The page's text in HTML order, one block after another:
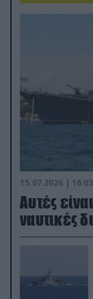
15.07.2026 | 16:03
Aυτές
ναυτικές